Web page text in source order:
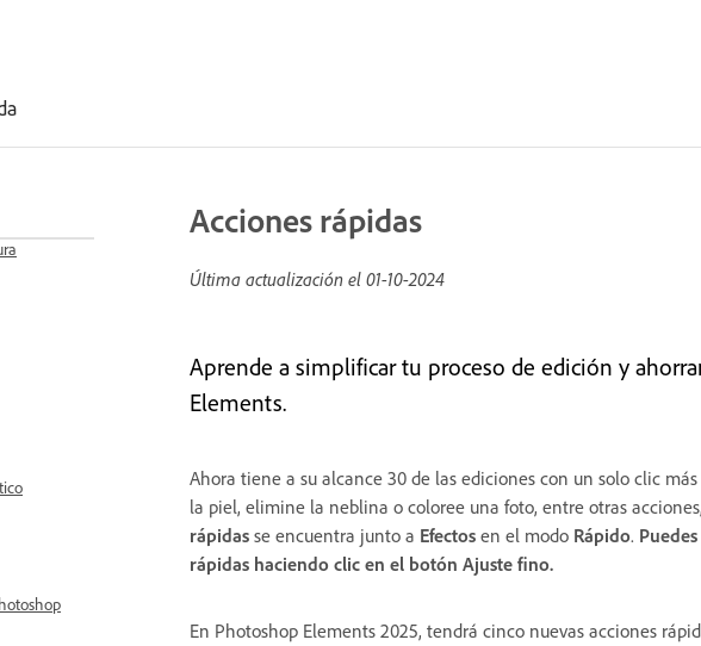
Acciones rápidas
Última actualización el 01-10-2024
Aprende a simplificar tu proceso de edición y
Elements.
Ahora tiene a su alcance 30 de las ediciones con un solo clic
la piel, elimine la neblina o coloree una foto, entre otras
rápidas se encuentra junto a Efectos en el modo Rápido.
rápidas haciendo clic en el botón Ajuste fino.
En Photoshop Elements 2025, tendrá cinco nuevas acciones